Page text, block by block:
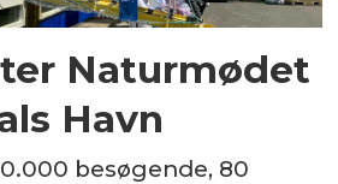
Naturmødet
Havn
besøgende, 80